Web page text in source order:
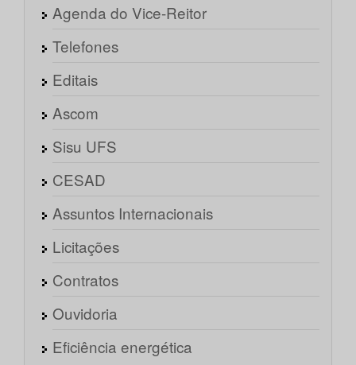
Agenda do Vice-Reitor
Telefones
Editais
Ascom
Sisu UFS
CESAD
Assuntos Internacionais
Licitações
Contratos
Ouvidoria
Eficiência energética